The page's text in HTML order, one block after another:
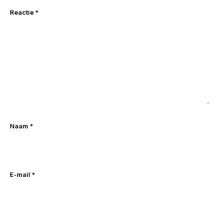
Reactie *
Naam *
E-mail *